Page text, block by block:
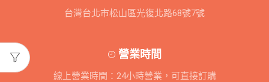
台灣台北市松山區光復北路68號7號
營業時間
線上營業時間：24小時營業，可直接訂購